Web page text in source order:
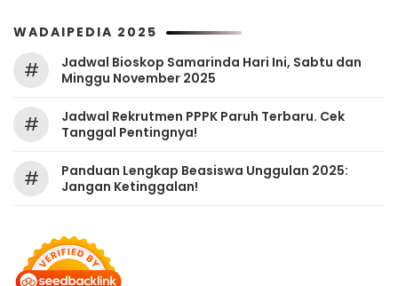
WADAIPEDIA 2025
#
Jadwal Bioskop Samarinda Hari Ini, Sabtu dan
Minggu November 2025
#
Jadwal Rekrutmen PPPK Paruh Terbaru. Cek
Tanggal Pentingnya!
#
Panduan Lengkap Beasiswa Unggulan 2025:
Jangan Ketinggalan!